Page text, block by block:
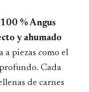
% Angus
y ahumado
a piezas como el
Cada
de carnes